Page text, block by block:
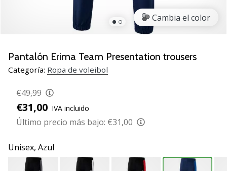
Navidad
jugadores
voleibol:
¡Nuestros
consejos
ayudarán
a
elegir
Cambia el color
Pantalón Erima Team Presentation trousers
Categoría: Ropa de voleibol
€49,99
€31,00 IVA incluido
Último precio más bajo: €31,00
Unisex, Azul